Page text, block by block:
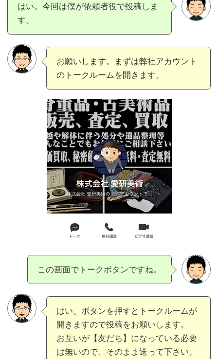
はい。今回は僕が依頼者役で投稿しま
す。
お願いします。まずは弊社アカウント
のトークルームを開きます。
この画面でトークボタンですね。
はい。ボタンを押すとトークルームが
開きますので投稿をお願いします。
お互いが【友だち】になっている必要
は無いので、そのまま送って下さい。